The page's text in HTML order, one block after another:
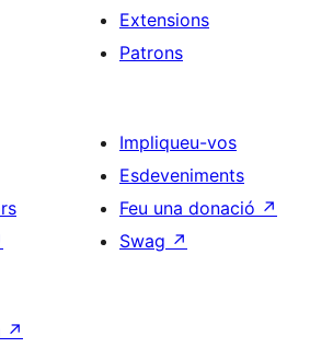
Extensions
Patrons
Impliqueu-vos
Esdeveniments
Feu una donació ↗
Swag ↗
↗